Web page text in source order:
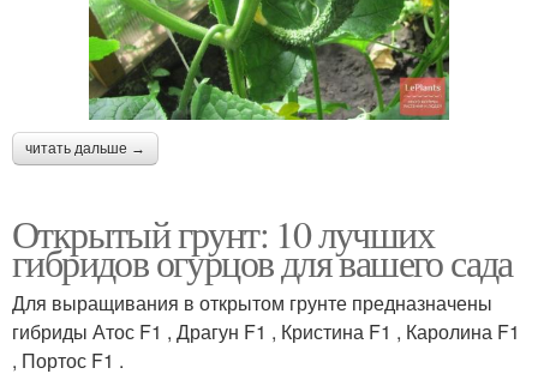
читать дальше →
Открытый грунт: 10 лучших
гибридов огурцов для вашего сада
Для выращивания в открытом грунте предназначены
гибриды Атос F1 , Драгун F1 , Кристина F1 , Каролина F1
, Портос F1 .